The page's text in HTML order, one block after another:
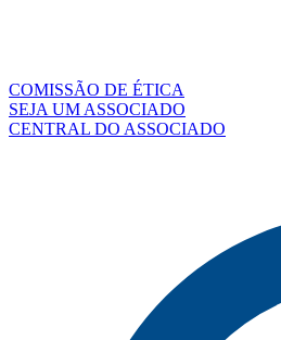
COMISSÃO DE ÉTICA
SEJA UM ASSOCIADO
CENTRAL DO ASSOCIADO